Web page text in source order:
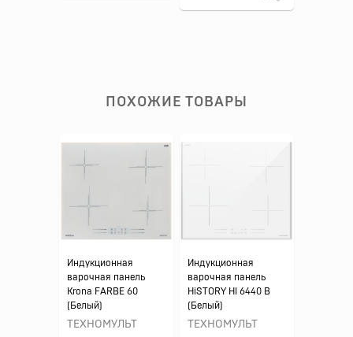
ПОХОЖИЕ ТОВАРЫ
Индукционная
варочная панель
Krona FARBE 60
(Белый)
ТЕХНОМУЛЬТ
Индукционная
варочная панель
HiSTORY HI 6440 B
(Белый)
ТЕХНОМУЛЬТ